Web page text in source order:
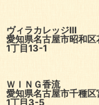
ヴィラカレッジⅢ
愛知県名古屋市昭和区
1丁目13-1
ＷＩＮＧ香流
愛知県名古屋市千種区
1丁目3-5